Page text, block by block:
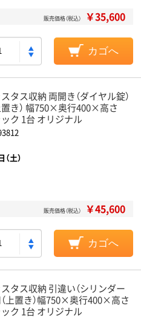
販売価格（税込） ￥35,600
カゴへ
タス収納 両開き（ダイヤル錠）
置き） 幅750×奥行400×高さ
ク 1台 オリジナル
土）
販売価格（税込） ￥45,600
カゴへ
タス収納 引違い（シリンダー
（上置き）幅750×奥行400×高さ
ク 1台 オリジナル